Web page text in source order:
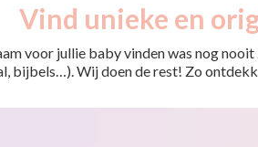
Vind unieke en
voor jullie baby vinden was nog
bijbels…). Wij doen de rest! Zo